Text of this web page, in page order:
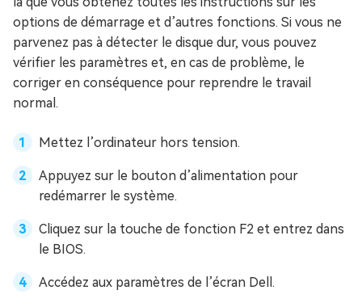
options de démarrage et d’autres fonctions. Si vous ne
parvenez pas à détecter le disque dur, vous pouvez
vérifier les paramètres et, en cas de problème, le
corriger en conséquence pour reprendre le travail
normal.
Mettez l’ordinateur hors tension.
Appuyez sur le bouton d’alimentation pour
redémarrer le système.
Cliquez sur la touche de fonction F2 et entrez dans
le BIOS.
Accédez aux paramètres de l’écran Dell.